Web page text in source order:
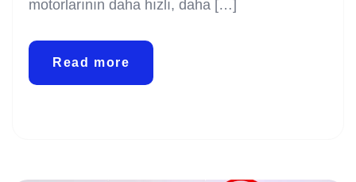
motorlarının daha hızlı, daha […]
Read more